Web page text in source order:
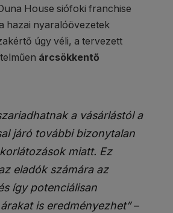
House siófoki franchise
hazai nyaralóövezetek
úgy véli, a tervezett
árcsökkentő
a vásárlástól a
járó további bizonytalan
miatt. Ez
eladók számára az
így potenciálisan
is eredményezhet”–